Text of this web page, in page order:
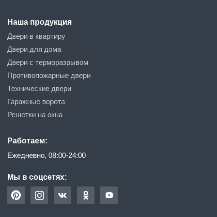
Наша продукция
Двери в квартиру
Двери для дома
Двери с терморазрывом
Противопожарные двери
Технические двери
Гаражные ворота
Решетки на окна
Работаем:
Ежедневно, 08:00-24:00
Мы в соцсетях: